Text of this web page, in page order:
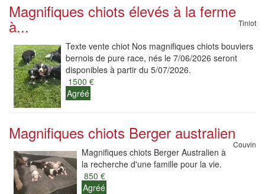
Magnifiques chiots élevés à la ferme
à... Tinlot
Texte vente chiot Nos magnifiques chiots bouviers
bernois de pure race, nés le 7/06/2026 seront
disponibles à partir du 5/07/2026.
1500 €
Agréé
Magnifiques chiots Berger australien
Couvin
Magnifiques chiots Berger Australien à
la recherche d'une famille pour la vie.
850 €
Agréé